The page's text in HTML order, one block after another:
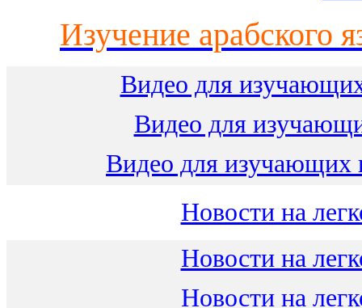
Изучение арабского
Видео для
Видео для
Видео для изучающих
Новости на
Новости на
Новости на